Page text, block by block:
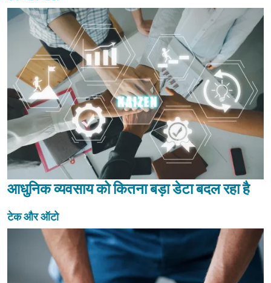
आधुनिक व्यवसाय को कितना बड़ा डेटा बदल रहा है
टेक और ऑटो